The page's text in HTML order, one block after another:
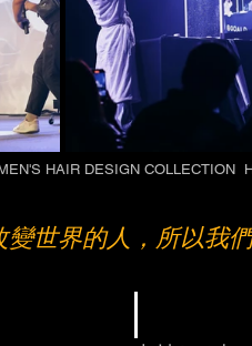
HAIR DESIGN COLLECTION
變世界的人，所以我